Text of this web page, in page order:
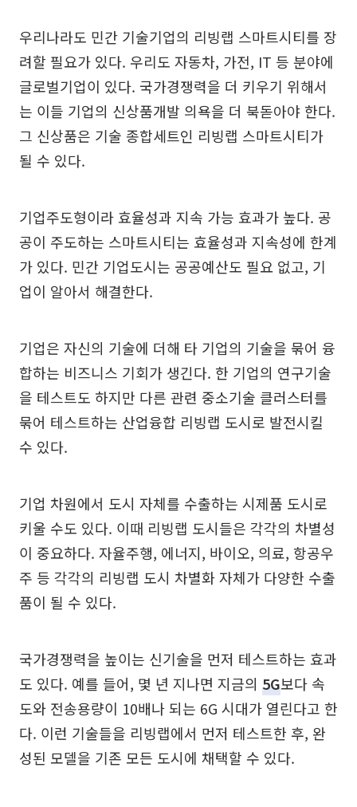
우리나라도 민간 기술기업의 리빙랩 스마트시티를 장
려할 필요가 있다. 우리도 자동차, 가전, IT 등 분야에
글로벌기업이 있다. 국가경쟁력을 더 키우기 위해서
는 이들 기업의 신상품개발 의욕을 더 북돋아야 한다.
그 신상품은 기술 종합세트인 리빙랩 스마트시티가
될 수 있다.
기업주도형이라 효율성과 지속 가능 효과가 높다. 공
공이 주도하는 스마트시티는 효율성과 지속성에 한계
가 있다. 민간 기업도시는 공공예산도 필요 없고, 기
업이 알아서 해결한다.
기업은 자신의 기술에 더해 타 기업의 기술을 묶어 융
합하는 비즈니스 기회가 생긴다. 한 기업의 연구기술
을 테스트도 하지만 다른 관련 중소기술 클러스터를
묶어 테스트하는 산업융합 리빙랩 도시로 발전시킬
수 있다.
기업 차원에서 도시 자체를 수출하는 시제품 도시로
키울 수도 있다. 이때 리빙랩 도시들은 각각의 차별성
이 중요하다. 자율주행, 에너지, 바이오, 의료, 항공우
주 등 각각의 리빙랩 도시 차별화 자체가 다양한 수출
품이 될 수 있다.
국가경쟁력을 높이는 신기술을 먼저 테스트하는 효과
도 있다. 예를 들어, 몇 년 지나면 지금의 5G보다 속
도와 전송용량이 10배나 되는 6G 시대가 열린다고 한
다. 이런 기술들을 리빙랩에서 먼저 테스트한 후, 완
성된 모델을 기존 모든 도시에 채택할 수 있다.